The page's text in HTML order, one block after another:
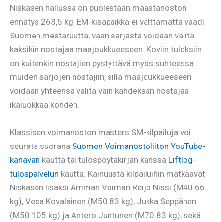
Niskasen hallussa on puolestaan maastanoston
ennätys 263,5 kg. EM-kisapaikka ei välttämättä vaadi
Suomen mestaruutta, vaan sarjasta voidaan valita
kaksikin nostajaa maajoukkueeseen. Koviin tuloksiin
on kuitenkin nostajien pystyttävä myös suhteessa
muiden sarjojen nostajiin, sillä maajoukkueeseen
voidaan yhteensä valita vain kahdeksan nostajaa
ikäluokkaa kohden.
Klassisen voimanoston masters SM-kilpailuja voi
seurata suorana Suomen Voimanostoliiton YouTube-
kanavan kautta tai tulospöytäkirjan kanssa Liftlog-
tulospalvelun kautta. Kainuusta kilpailuihin matkaavat
Niskasen lisäksi Ämmän Voiman Reijo Nissi (M40 66
kg), Vesa Kovalainen (M50 83 kg), Jukka Seppänen
(M50 105 kg) ja Antero Juntunen (M70 83 kg), sekä